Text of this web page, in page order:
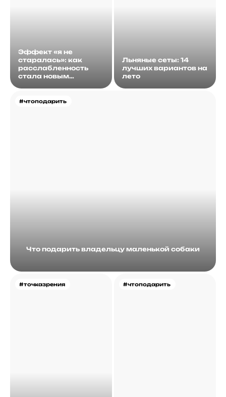
Эффект «я не
старалась»: как
расслабленность
стала новым
#чтоподарить
Что подарить владельцу маленькой собаки
Льняные сеты: 14
лучших вариантов на
лето
#точказрения #чтоподарить